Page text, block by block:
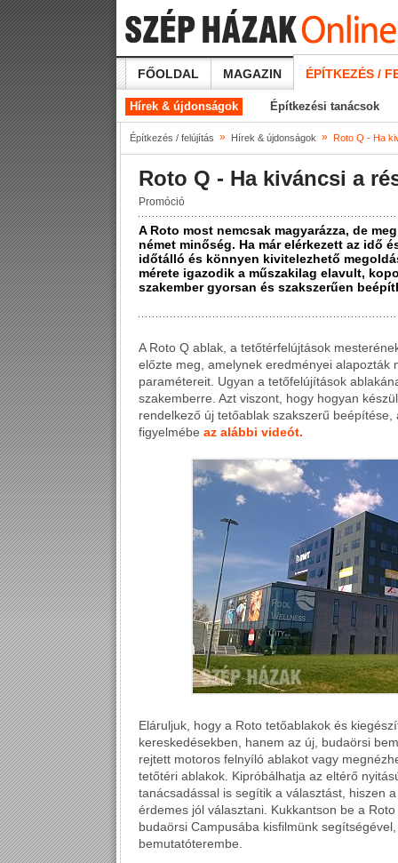
FŐOLDAL MAGAZIN ÉPÍTKEZÉS /
Hírek & újdonságok Építkezési tanácsok
Építkezés / felújítás » Hírek & újdonságok » Roto Q - Ha
Roto Q - Ha kiváncsi a
Promóció
A Roto most nemcsak magyarázza, de
német minőség. Ha már elérkezett az idő
időtálló és könnyen kivitelezhető
mérete igazodik a műszakilag elavult,
szakember gyorsan és szakszerűen
A Roto Q ablak, a tetőtérfelújtások
előzte meg, amelynek eredményei alapozták
paramétereit. Ugyan a tetőfelújítások
szakemberre. Azt viszont, hogy hogyan
rendelkező új tetőablak szakszerű
figyelmébe az alábbi videót.
Eláruljuk, hogy a Roto tetőablakok és
kereskedésekben, hanem az új, budaörsi
rejtett motoros felnyíló ablakot vagy
tetőtéri ablakok. Kipróbálhatja az eltérő
tanácsadással is segítik a választást, hiszen
érdemes jól választani. Kukkantson be a
budaörsi Campusába kisfilmünk
bemutatóterembe.